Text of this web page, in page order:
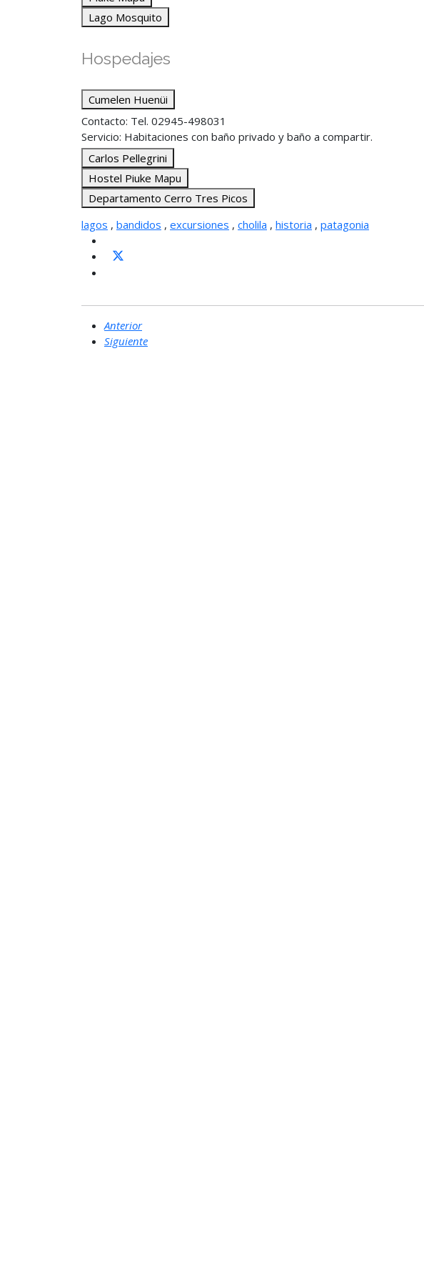
Lago Mosquito
Hospedajes
Cumelen Huenüi
Contacto: Tel. 02945-498031
Servicio: Habitaciones con baño privado y baño a compartir.
Carlos Pellegrini
Hostel Piuke Mapu
Departamento Cerro Tres Picos
lagos , bandidos , excursiones , cholila , historia , patagonia
Anterior
Siguiente